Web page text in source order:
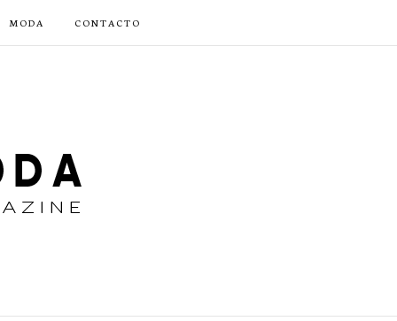
MODA CONTACTO